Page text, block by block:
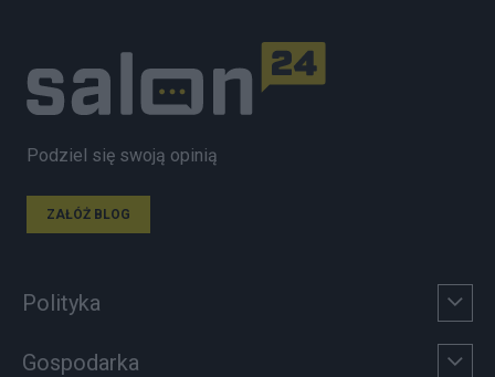
Podziel się swoją opinią
ZAŁÓŻ BLOG
Polityka
Gospodarka